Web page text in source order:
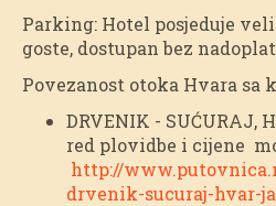
Parking: Hotel posjeduje
goste, dostupan bez
Povezanost otoka Hvara sa
DRVENIK - SUĆURAJ,
red plovidbe i cijene
http://
drvenik-sucuraj-hvar-